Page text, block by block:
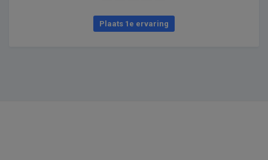
Plaats 1e ervaring